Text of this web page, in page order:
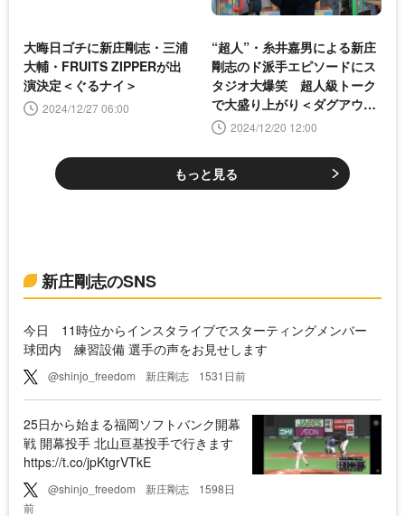
大晦日ゴチに新庄剛志・三浦
大輔・FRUITS ZIPPERが出
演決定＜ぐるナイ＞
2024/12/27 06:00
“超人”・糸井嘉男による新庄
剛志のド派手エピソードにス
タジオ大爆笑 超人級トーク
で大盛り上がり＜ダグアウ
ト!!!＞2024/12/20 12:00
もっと見る
新庄剛志のSNS
今日 11時位からインスタライブでスターティングメンバー
球団内 練習設備 選手の声をお見せします
@shinjo_freedom 新庄剛志 1531日前
25日から始まる福岡ソフトバンク開幕
戦 開幕投手 北山亘基投手で行きます
https://t.co/jpKtgrVTkE
@shinjo_freedom 新庄剛志
1598日
前